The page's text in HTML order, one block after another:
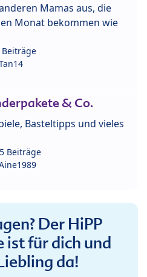
Mamas aus, die
Monat bekommen wie
Beiträge
& Co.
Basteltipps und vieles
Beiträge
Der HiPP
ist für dich und
da!